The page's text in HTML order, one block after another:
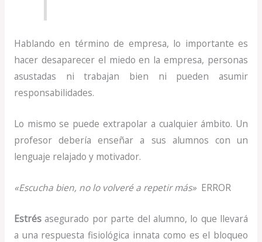
Hablando en término de empresa, lo importante es
hacer desaparecer el miedo en la empresa, personas
asustadas ni trabajan bien ni pueden asumir
responsabilidades.
Lo mismo se puede extrapolar a cualquier ámbito. Un
profesor debería enseñar a sus alumnos con un
lenguaje relajado y motivador.
«Escucha bien, no lo volveré a repetir más» ERROR
Estrésasegurado por parte del alumno, lo que llevará
a una respuesta fisiológica innata como es el bloqueo